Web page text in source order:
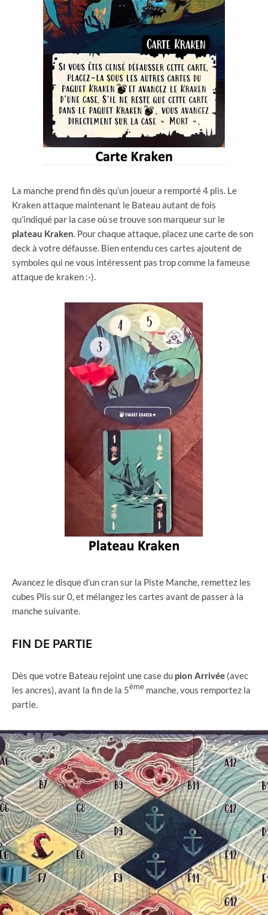
La manche prend fin dès qu’un joueur a remporté 4 plis. Le
Kraken attaque maintenant le Bateau autant de fois
qu’indiqué par la case où se trouve son marqueur sur le
plateau Kraken. Pour chaque attaque, placez une carte de son
deck à votre défausse. Bien entendu ces cartes ajoutent de
symboles qui ne vous intéressent pas trop comme la fameuse
attaque de kraken :-).
Avancez le disque d’un cran sur la Piste Manche, remettez les
cubes Plis sur 0, et mélangez les cartes avant de passer à la
manche suivante.
FIN DE PARTIE
Dès que votre Bateau rejoint une case du pion Arrivée (avec
les ancres), avant la fin de la 5ème manche, vous remportez la
partie.